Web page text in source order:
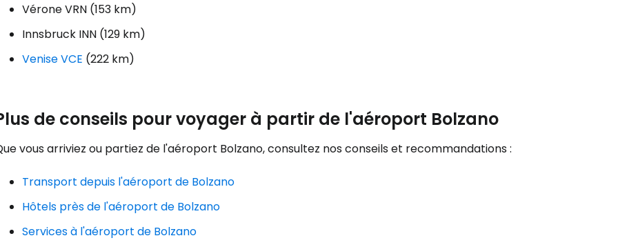
Vérone VRN (153 km)
Innsbruck INN (129 km)
Venise VCE (222 km)
de conseils pour voyager à partir de l'aéroport Bolzano
vous arriviez ou partiez de l'aéroport Bolzano, consultez nos conseils et recommandations :
Transport depuis l'aéroport de Bolzano
Hôtels près de l'aéroport de Bolzano
Services à l'aéroport de Bolzano